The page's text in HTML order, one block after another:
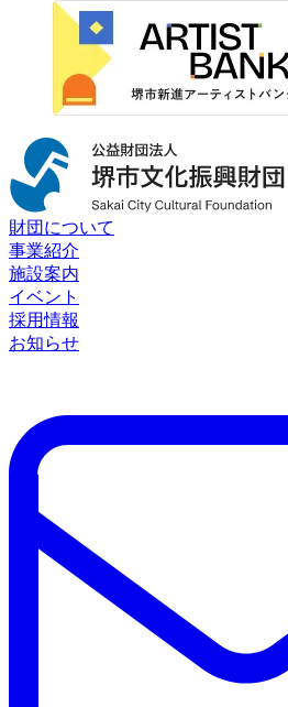
財団について
事業紹介
施設案内
イベント
採用情報
お知らせ